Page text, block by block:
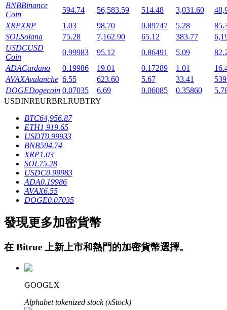
Launchpool
活期質押獲得熱門資產
鎖倉BTR
輕鬆獲得多重福利
借貸寶
借貸數字貨幣，及時且安全的服務
BNBBinance
Coin
594.74 56,583.59 514.48 3,031.60
XRPXRP 1.03 98.70 0.89747 5.28
SOLSolana 75.28 7,162.90 65.12 383.77
USDCUSD
Coin
0.99983 95.12 0.86491 5.09
ADACardano 0.19986 19.01 0.17289 1.01
AVAXAvalanche 6.55 623.60 5.67 33.41
DOGEDogecoin 0.07035 6.69 0.06085 0.35860
USDINREURBRLRUBTRY
BTC64,956.87
ETH1,919.65
USDT0.99933
BNB594.74
XRP1.03
SOL75.28
USDC0.99983
ADA0.19986
AVAX6.55
DOGE0.07035
發現更多加密貨幣
在 Bitrue 上新上市和熱門的加密貨幣選擇。
GOOGLX
Alphabet tokenized stock (xStock)